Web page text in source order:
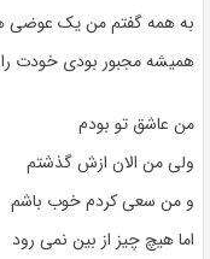
به همه گفتم من یک عوضی
همیشه مجبور بودی خودت را
من عاشق تو بودم
ولی من الان ازش گذشتم
و من سعی کردم خوب باشم
اما هیچ چیز از بین نمی رود